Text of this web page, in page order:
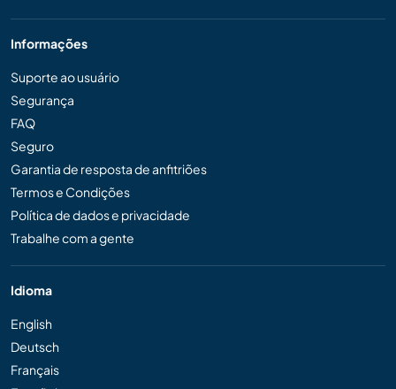
Informações
Suporte ao usuário
Segurança
FAQ
Seguro
Garantia de resposta de anfitriões
Termos e Condições
Política de dados e privacidade
Trabalhe com a gente
Idioma
English
Deutsch
Français